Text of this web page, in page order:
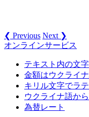
❮ Previous Next ❯
オンラインサービス
テキスト内の文
金額はウクライ
キリル文字でラ
ウクライナ語か
為替レート